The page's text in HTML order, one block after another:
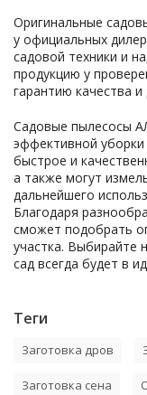
Оригинальные
у официальных
садовой техники и
продукцию у
гарантию качества
Садовые пылесосы
эффективной
быстрое и
а также могут
дальнейшего
Благодаря
сможет подобрать
участка. Выбирайте
сад всегда будет в
Теги
Заготовка дров
Заготовка сена